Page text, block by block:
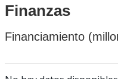
Finanzas
Financiamiento